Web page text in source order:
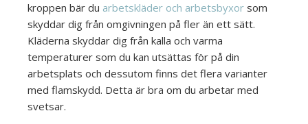
kroppen bär du arbetskläder och arbetsbyxor som
skyddar dig från omgivningen på fler än ett sätt.
Kläderna skyddar dig från kalla och varma
temperaturer som du kan utsättas för på din
arbetsplats och dessutom finns det flera varianter
med flamskydd. Detta är bra om du arbetar med
svetsar.